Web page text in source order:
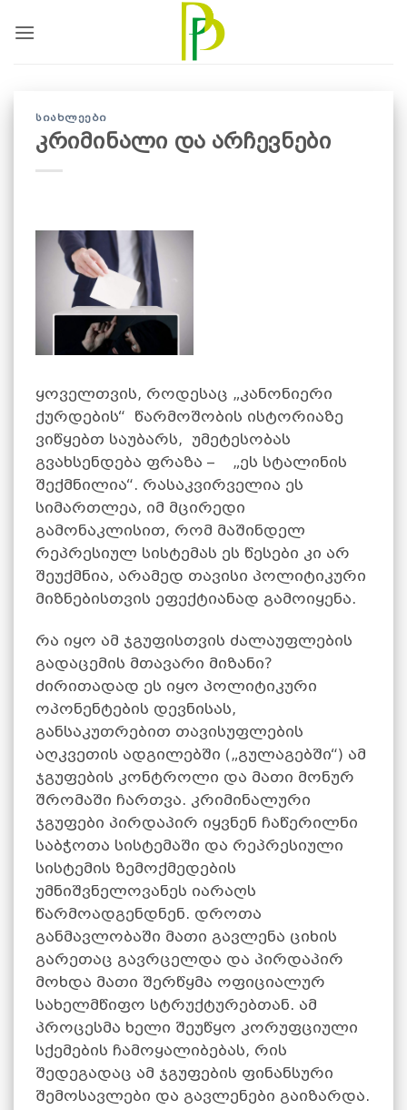
ᲡᲘᲐᲮᲚᲔᲔᲑᲘ
კრიმინალი და არჩევნები
ყოველთვის, როდესაც „კანონიერი
ქურდების“ წარმოშობის ისტორიაზე
ვიწყებთ საუბარს, უმეტესობას
გვახსენდება ფრაზა – „ეს სტალინის
შექმნილია“. რასაკვირველია ეს
სიმართლეა, იმ მცირედი
გამონაკლისით, რომ მაშინდელ
რეპრესიულ სისტემას ეს წესები კი არ
შეუქმნია, არამედ თავისი პოლიტიკური
მიზნებისთვის ეფექტიანად გამოიყენა.
რა იყო ამ ჯგუფისთვის ძალაუფლების
გადაცემის მთავარი მიზანი?
ძირითადად ეს იყო პოლიტიკური
ოპონენტების დევნისას,
განსაკუთრებით თავისუფლების
აღკვეთის ადგილებში („გულაგებში“) ამ
ჯგუფების კონტროლი და მათი მონურ
შრომაში ჩართვა. კრიმინალური
ჯგუფები პირდაპირ იყვნენ ჩაწერილნი
საბჭოთა სისტემაში და რეპრესიული
სისტემის ზემოქმედების
უმნიშვნელოვანეს იარაღს
წარმოადგენდნენ. დროთა
განმავლობაში მათი გავლენა ციხის
გარეთაც გავრცელდა და პირდაპირ
მოხდა მათი შერწყმა ოფიციალურ
სახელმწიფო სტრუქტურებთან. ამ
პროცესმა ხელი შეუწყო კორუფციული
სქემების ჩამოყალიბებას, რის
შედეგადაც ამ ჯგუფების ფინანსური
შემოსავლები და გავლენები გაიზარდა.